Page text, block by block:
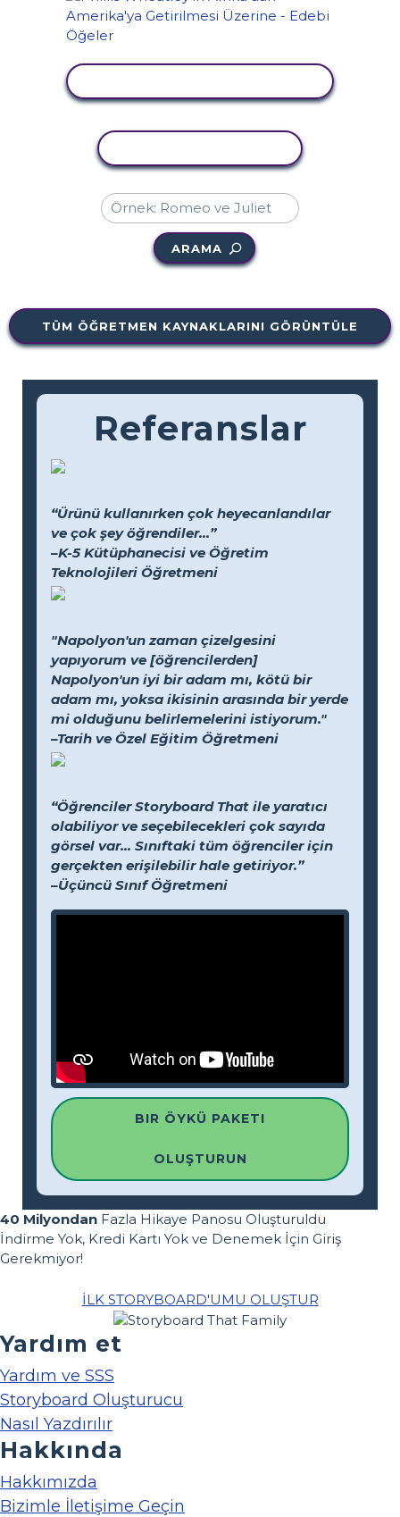
ARAMA
TÜM ÖĞRETMEN KAYNAKLARINI GÖRÜNTÜLE
Referanslar
“Ürünü kullanırken çok heyecanlandılar
ve çok şey öğrendiler...”
–K-5 Kütüphanecisi ve Öğretim
Teknolojileri Öğretmeni
"Napolyon'un zaman çizelgesini
yapıyorum ve [öğrencilerden]
Napolyon'un iyi bir adam mı, kötü bir
adam mı, yoksa ikisinin arasında bir yerde
mi olduğunu belirlemelerini istiyorum."
–Tarih ve Özel Eğitim Öğretmeni
“Öğrenciler Storyboard That ile yaratıcı
olabiliyor ve seçebilecekleri çok sayıda
görsel var... Sınıftaki tüm öğrenciler için
gerçekten erişilebilir hale getiriyor.”
–Üçüncü Sınıf Öğretmeni
BIR ÖYKÜ PAKETI
OLUŞTURUN
40 Milyondan Fazla Hikaye Panosu Oluşturuldu
İndirme Yok, Kredi Kartı Yok ve Denemek İçin Giriş
Gerekmiyor!
İLK STORYBOARD'UMU OLUŞTUR
Yardım et
Yardım ve SSS
Storyboard Oluşturucu
Nasıl Yazdırılır
Hakkında
Hakkımızda
Bizimle İletişime Geçin